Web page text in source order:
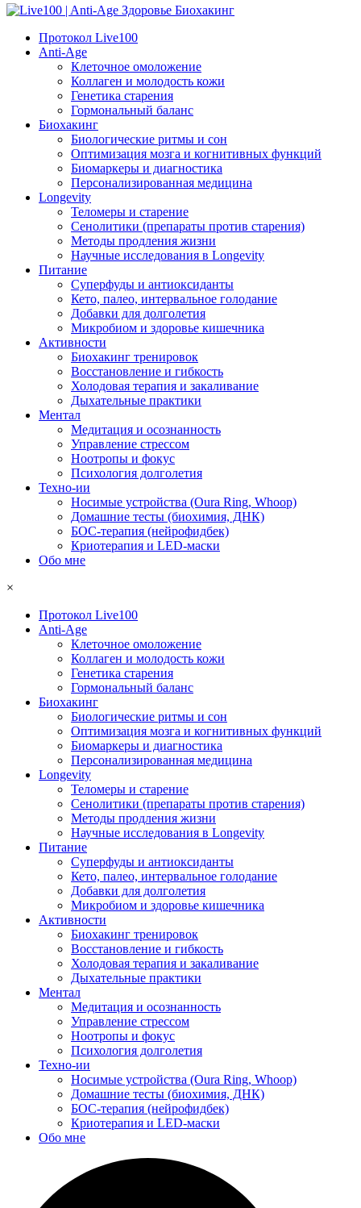
Протокол Live100
Anti-Age
Клеточное омоложение
Коллаген и молодость кожи
Генетика старения
Гормональный баланс
Биохакинг
Биологические ритмы и сон
Оптимизация мозга и когнитивных функций
Биомаркеры и диагностика
Персонализированная медицина
Longevity
Теломеры и старение
Сенолитики (препараты против старения)
Методы продления жизни
Научные исследования в Longevity
Питание
Суперфуды и антиоксиданты
Кето, палео, интервальное голодание
Добавки для долголетия
Микробиом и здоровье кишечника
Активности
Биохакинг тренировок
Восстановление и гибкость
Холодовая терапия и закаливание
Дыхательные практики
Ментал
Медитация и осознанность
Управление стрессом
Ноотропы и фокус
Психология долголетия
Техно-ии
Носимые устройства (Oura Ring, Whoop)
Домашние тесты (биохимия, ДНК)
БОС-терапия (нейрофидбек)
Криотерапия и LED-маски
Обо мне
×
Протокол Live100
Anti-Age
Клеточное омоложение
Коллаген и молодость кожи
Генетика старения
Гормональный баланс
Биохакинг
Биологические ритмы и сон
Оптимизация мозга и когнитивных функций
Биомаркеры и диагностика
Персонализированная медицина
Longevity
Теломеры и старение
Сенолитики (препараты против старения)
Методы продления жизни
Научные исследования в Longevity
Питание
Суперфуды и антиоксиданты
Кето, палео, интервальное голодание
Добавки для долголетия
Микробиом и здоровье кишечника
Активности
Биохакинг тренировок
Восстановление и гибкость
Холодовая терапия и закаливание
Дыхательные практики
Ментал
Медитация и осознанность
Управление стрессом
Ноотропы и фокус
Психология долголетия
Техно-ии
Носимые устройства (Oura Ring, Whoop)
Домашние тесты (биохимия, ДНК)
БОС-терапия (нейрофидбек)
Криотерапия и LED-маски
Обо мне